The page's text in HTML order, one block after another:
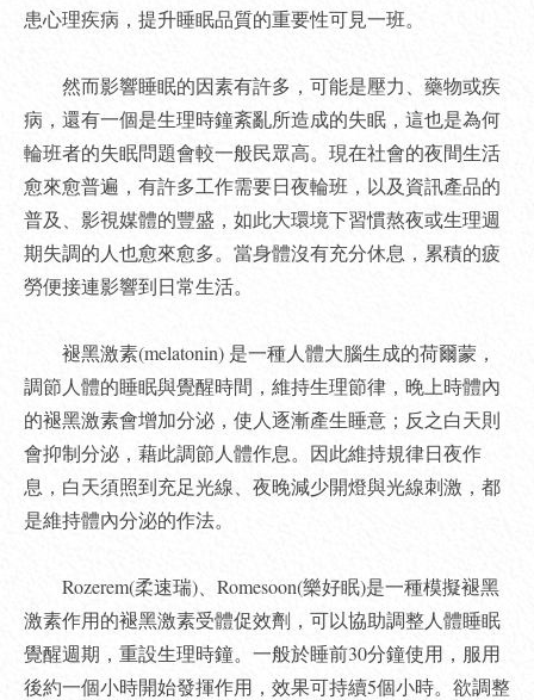
患心理疾病，提升睡眠品質的重要性可見一班。
然而影響睡眠的因素有許多，可能是壓力、藥物或疾
病，還有一個是生理時鐘紊亂所造成的失眠，這也是為何
輪班者的失眠問題會較一般民眾高。現在社會的夜間生活
愈來愈普遍，有許多工作需要日夜輪班，以及資訊產品的
普及、影視媒體的豐盛，如此大環境下習慣熬夜或生理週
期失調的人也愈來愈多。當身體沒有充分休息，累積的疲
勞便接連影響到日常生活。
褪黑激素(melatonin) 是一種人體大腦生成的荷爾蒙，
調節人體的睡眠與覺醒時間，維持生理節律，晚上時體內
的褪黑激素會增加分泌，使人逐漸產生睡意；反之白天則
會抑制分泌，藉此調節人體作息。因此維持規律日夜作
息，白天須照到充足光線、夜晚減少開燈與光線刺激，都
是維持體內分泌的作法。
Rozerem(柔速瑞)、Romesoon(樂好眠)是一種模擬褪黑
激素作用的褪黑激素受體促效劑，可以協助調整人體睡眠
覺醒週期，重設生理時鐘。一般於睡前30分鐘使用，服用
後約一個小時開始發揮作用，效果可持續5個小時。欲調整